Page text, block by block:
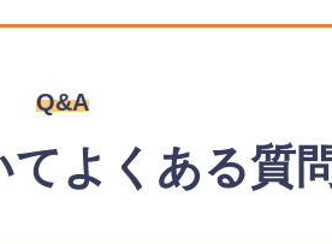
Q&A
てよくある質